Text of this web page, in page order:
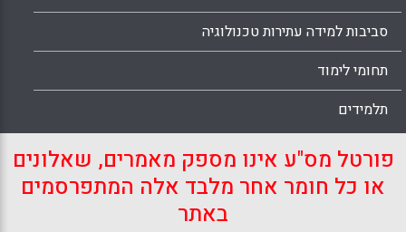
סביבות למידה עתירות טכנולוגיה
תחומי לימוד
תלמידים
פורטל מס"ע אינו מספק מאמרים, שאלונים
או כל חומר אחר מלבד אלה המתפרסמים
באתר